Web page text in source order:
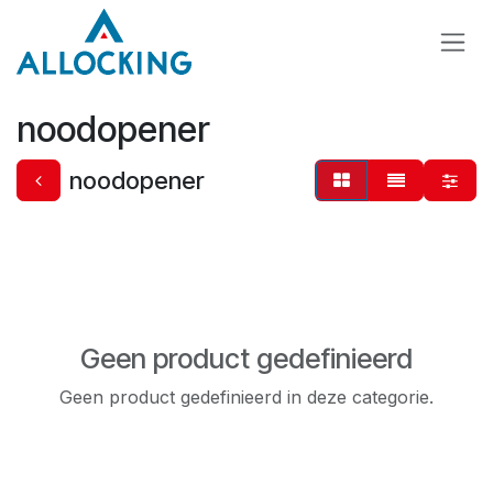
Overslaan naar inhoud
noodopener
noodopener
Geen product gedefinieerd
Geen product gedefinieerd in deze categorie.